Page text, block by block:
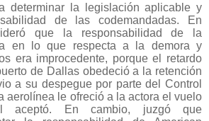
determinar la legislación aplicable y
de las codemandadas. En
que la responsabilidad de la
en lo que respecta a la demora y
era improcedente, porque el retardo
de Dallas obedeció a la retención
a su despegue por parte del Control
aerolínea le ofreció a la actora el vuelo
aceptó. En cambio, juzgó que